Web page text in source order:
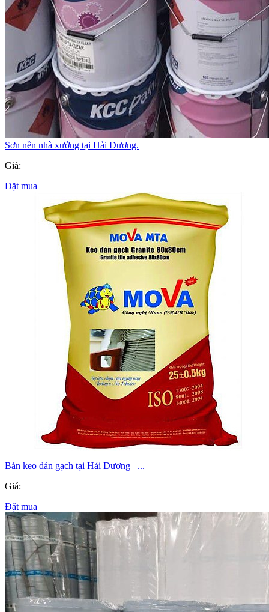
Sơn nền nhà xưởng tại Hải Dương.
Giá:
Đặt mua
Bán keo dán gạch tại Hải Dương –...
Giá:
Đặt mua